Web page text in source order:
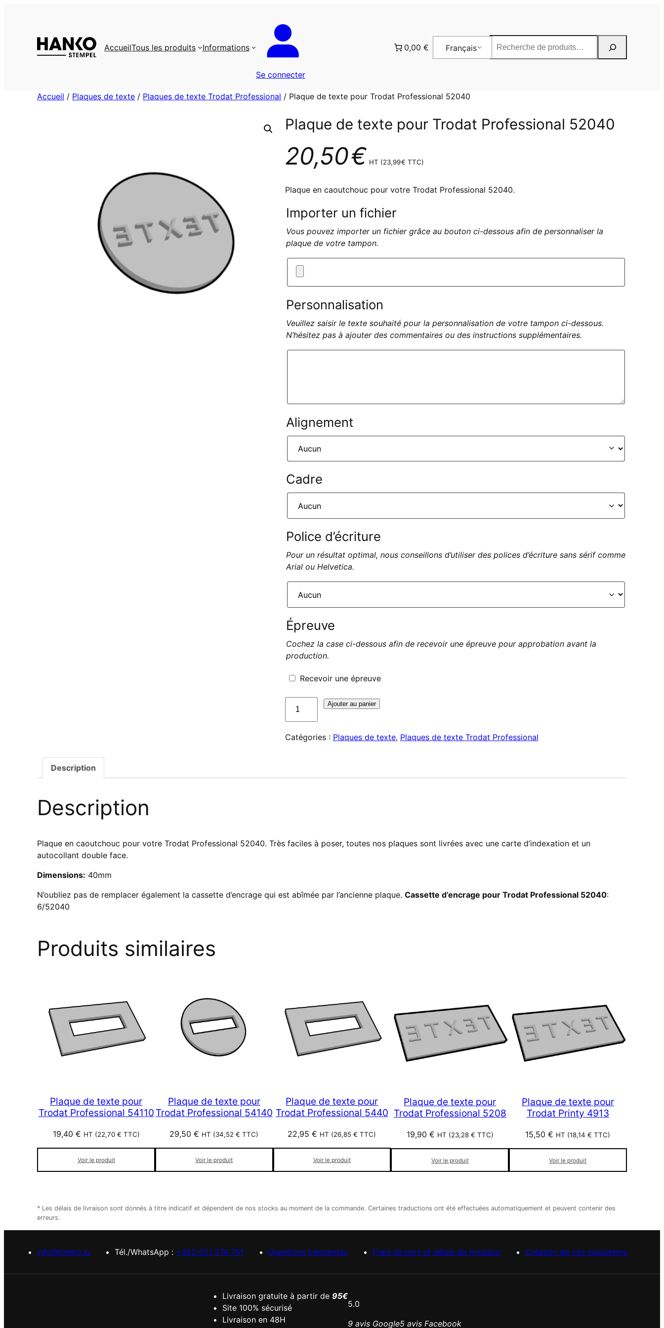
AccueilTous les produits Informations
Se connecter
0,00 € Français
Accueil / Plaques de texte / Plaques de texte Trodat Professional / Plaque de texte pour Trodat Professional 52040
Plaque de texte pour Trodat Professional 52040
20,50€ HT (23,99€ TTC)
Plaque en caoutchouc pour votre Trodat Professional 52040.
Importer un fichier
Vous pouvez importer un fichier grâce au bouton ci-dessous afin de personnaliser la
plaque de votre tampon.
Personnalisation
Veuillez saisir le texte souhaité pour la personnalisation de votre tampon ci-dessous.
N’hésitez pas à ajouter des commentaires ou des instructions supplémentaires.
Alignement
Cadre
Police d’écriture
Pour un résultat optimal, nous conseillons d’utiliser des polices d’écriture sans sérif comme
Arial ou Helvetica.
Épreuve
Cochez la case ci-dessous afin de recevoir une épreuve pour approbation avant la
production.
Recevoir une épreuve
de
Ajouter au panier
Catégories : Plaques de texte, Plaques de texte Trodat Professional
Description
Description
Plaque en caoutchouc pour votre Trodat Professional 52040. Très faciles à poser, toutes nos plaques sont livrées avec une carte d’indexation et un
autocollant double face.
Dimensions: 40mm
N’oubliez pas de remplacer également la cassette d’encrage qui est abîmée par l’ancienne plaque.Cassette d’encrage pour Trodat Professional 52040:
6/52040
Produits similaires
Plaque de texte pour
Trodat Professional 54110
19,40 € HT (22,70 € TTC)
Voir le produit
Plaque de texte pour
Trodat Professional 54140
29,50€ HT (34,52€ TTC)
Voir le produit
Plaque de texte pour
Trodat Professional 5440
22,95€ HT (26,85€ TTC)
Voir le produit
Plaque de texte pour
Trodat Professional 5208
19,90 € HT (23,28 € TTC)
Voir le produit
Plaque de texte pour
Trodat Printy 4913
15,50€ HT (18,14€ TTC)
Voir le produit
* Les délais de livraison sont donnés à titre indicatif et dépendent de nos stocks au moment de la commande. Certaines traductions ont été effectuées automatiquement et peuvent contenir des
erreurs.
info@hanko.lu Tél./WhatsApp : +352 621 574 751 Questions fréquentes Frais de port et délais de livraison Création de vos maquettes
Livraison gratuite à partir de 95€
Site 100% sécurisé
Livraison en 48H
5.0
9 avis Google5 avis Facebook